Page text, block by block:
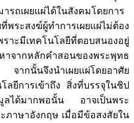
รถเผยแผ่ได้ในสังคมโดยการ
พระสงฆ์ผู้ทำการเผยแผ่ไม่ต้อง
ราะมีเทคโนโลยีที่ตอบสนองอยู่
ากหลักคำสอนของพระพุทธ
ากนั้นจึงนำเผยแผ่โดยอาศัย
ลยีการเข้าถึง สิ่งที่บรรจุในชิป
มูลได้มากพอนั้น อาจเป็นพระ
ภาษาอังกฤษ เมื่อมีข้อสงสัยใน